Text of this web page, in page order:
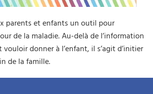
parents et enfants un outil pour
de la maladie. Au-delà de l’information
donner à l’enfant, il s’agit d’initier
de la famille.